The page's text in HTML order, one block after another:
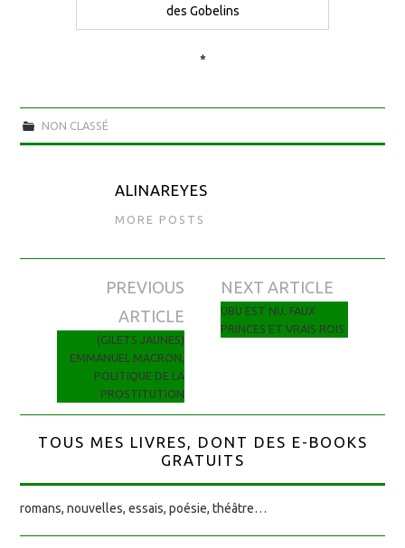
des Gobelins
*
NON CLASSÉ
ALINAREYES
MORE POSTS
Navigation des articles
PREVIOUS
ARTICLE
(GILETS JAUNES)
EMMANUEL MACRON,
POLITIQUE DE LA
PROSTITUTION
NEXT ARTICLE
UBU EST NU. FAUX
PRINCES ET VRAIS ROIS
TOUS MES LIVRES, DONT DES E-BOOKS
GRATUITS
romans, nouvelles, essais, poésie, théâtre…